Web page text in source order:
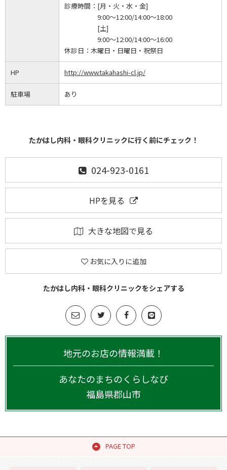
診療時間： [月・火・水・金]
9:00～12:00/14:00～18:00
[土]
9:00～12:00/14:00～16:00
休診日： 木曜日・日曜日・祝祭日
HP http://www.takahashi-cl.jp/
駐車場 あり
たかはし内科・眼科クリニックに行く前にチェック！
024-923-0161
HPを見る
大きな地図で見る
お気に入りに追加
たかはし内科・眼科クリニックをシェアする
地元のお店の情報満載！
あなたのまちのくらしなび
福島県郡山市
PAGE TOP